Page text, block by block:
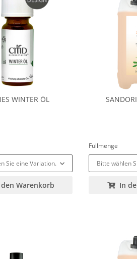
WINTER ÖL
Sie eine Variation.
Warenkorb
Füllmenge
Bitte wählen
In